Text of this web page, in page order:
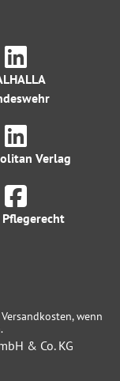
Verlag
Pflegerecht
wenn
& Co. KG